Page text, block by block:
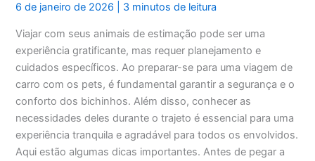
6 de janeiro de 2026
3 minutos de leitura
Viajar com seus animais de estimação pode ser uma
experiência gratificante, mas requer planejamento e
cuidados específicos. Ao preparar-se para uma viagem de
carro com os pets, é fundamental garantir a segurança e o
conforto dos bichinhos. Além disso, conhecer as
necessidades deles durante o trajeto é essencial para uma
experiência tranquila e agradável para todos os envolvidos.
Aqui estão algumas dicas importantes. Antes de pegar a